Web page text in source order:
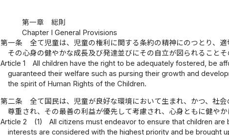
第一章 総則
Chapter I General Provisions
第一条
全て児童は、児童の権利に関する条約の精神にのつとり、
その心身の健やかな成長及び発達並びにその自立が図られること
Article 1
All children have the right to be adequately fostered, be
guaranteed their welfare such as pursing their growth and
the spirit of Human Rights of the Children.
第二条
全て国民は、児童が良好な環境において生まれ、かつ、社
尊重され、その最善の利益が優先して考慮され、心身ともに健や
Article 2
(1)
All citizens must endeavor to ensure that children
interests are considered with the highest priority and be brought